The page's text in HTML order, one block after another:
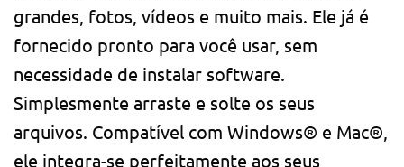
grandes, fotos, vídeos e muito mais. Ele já é
fornecido pronto para você usar, sem
necessidade de instalar software.
Simplesmente arraste e solte os seus
arquivos. Compatível com Windows® e Mac®,
ele integra-se perfeitamente aos seus